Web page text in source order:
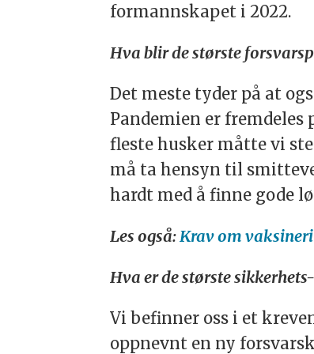
formannskapet i 2022.
Hva blir de største
Det meste tyder på at
Pandemien er
fleste husker måtte vi
må ta hensyn til
hardt med å finne gode
Les også: Krav om
Hva er de største
Vi befinner oss i et
oppnevnt en ny